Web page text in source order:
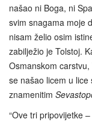
našao ni Boga, ni
svim snagama moje
nisam želio osim
zabilježio je Tolstoj.
Osmanskom
se našao licem u
znamenitim
“Ove tri pripovijetke –